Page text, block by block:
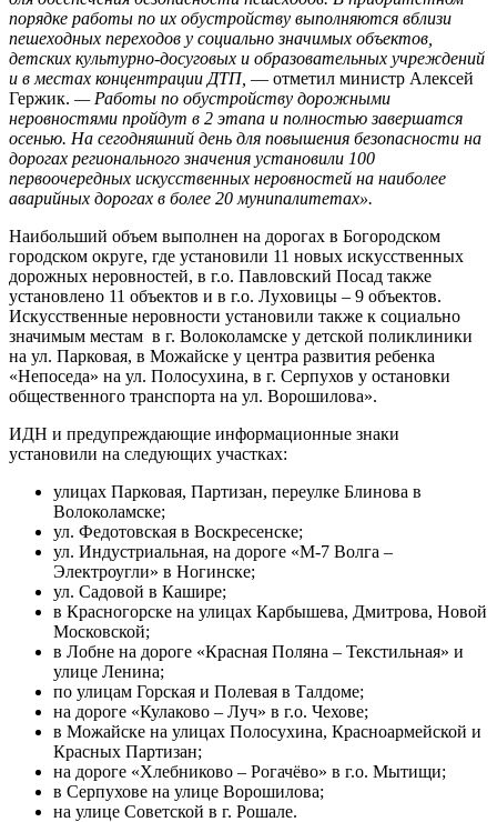
порядке работы по их обустройству выполняются вблизи
пешеходных переходов у социально значимых объектов,
детских культурно-досуговых и образовательных учреждений
и в местах концентрации ДТП, — отметил министр Алексей
Гержик. — Работы по обустройству дорожными
неровностями пройдут в 2 этапа и полностью завершатся
осенью. На сегодняшний день для повышения безопасности на
дорогах регионального значения установили 100
первоочередных искусственных неровностей на наиболее
аварийных дорогах в более 20 мунипалитетах».
Наибольший объем выполнен на дорогах в Богородском
городском округе, где установили 11 новых искусственных
дорожных неровностей, в г.о. Павловский Посад также
установлено 11 объектов и в г.о. Луховицы – 9 объектов.
Искусственные неровности установили также к социально
значимым местам в г. Волоколамске у детской поликлиники
на ул. Парковая, в Можайске у центра развития ребенка
«Непоседа» на ул. Полосухина, в г. Серпухов у остановки
общественного транспорта на ул. Ворошилова».
ИДН и предупреждающие информационные знаки
установили на следующих участках:
улицах Парковая, Партизан, переулке Блинова в
Волоколамске;
ул. Федотовская в Воскресенске;
ул. Индустриальная, на дороге «М-7 Волга –
Электроугли» в Ногинске;
ул. Садовой в Кашире;
в Красногорске на улицах Карбышева, Дмитрова, Новой
Московской;
в Лобне на дороге «Красная Поляна – Текстильная» и
улице Ленина;
по улицам Горская и Полевая в Талдоме;
на дороге «Кулаково – Луч» в г.о. Чехове;
в Можайске на улицах Полосухина, Красноармейской и
Красных Партизан;
на дороге «Хлебниково – Рогачёво» в г.о. Мытищи;
в Серпухове на улице Ворошилова;
на улице Советской в г. Рошале.